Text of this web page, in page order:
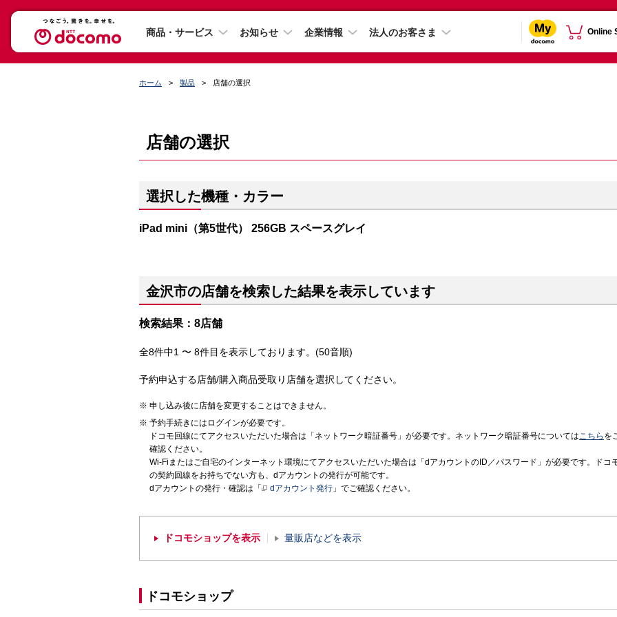
商品・サービス お知らせ 企業情報 法人のお客さま Online
ホーム 製品 店舗の選択
店舗の選択
選択した機種・カラー
iPad mini（第5世代） 256GB スペースグレイ
金沢市の店舗を検索した結果を表示しています
検索結果：8店舗
全8件中1 〜 8件目を表示しております。(50音順)
予約申込する店舗/購入商品受取り店舗を選択してください。
申し込み後に店舗を変更することはできません。
予約手続きにはログインが必要です。
ドコモ回線にてアクセスいただいた場合は「ネットワーク暗証番号」が必要です。ネットワーク暗証番号についてはこちら を
確認ください。
Wi-Fiまたはご自宅のインターネット環境にてアクセスいただいた場合は「dアカウントのID／パスワード」が必要です。ドコ
の契約回線をお持ちでない方も、dアカウントの発行が可能です。
dアカウントの発行・確認は「
dアカウント発行 」でご確認ください。
ドコモショップを表示 量販店などを表示
ドコモショップ